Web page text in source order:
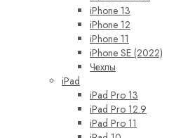
iPhone 13
iPhone 12
iPhone 11
iPhone SE (2022)
Чехлы
iPad
iPad Pro 13
iPad Pro 12.9
iPad Pro 11